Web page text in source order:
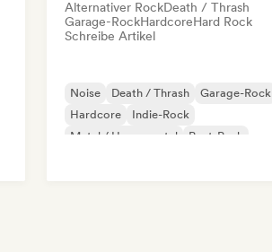
Alternativer RockDeath / Thrash
Garage-RockHardcoreHard Rock
Schreibe Artikel
Noise Death / Thrash
Garage-Rock
Hardcore
Indie-Rock
Metal / Heavy metal
Post-Punk